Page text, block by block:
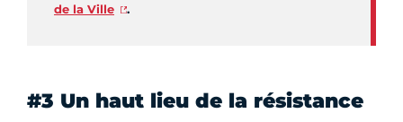
de la Ville
.
#3 Un haut lieu de la résistance